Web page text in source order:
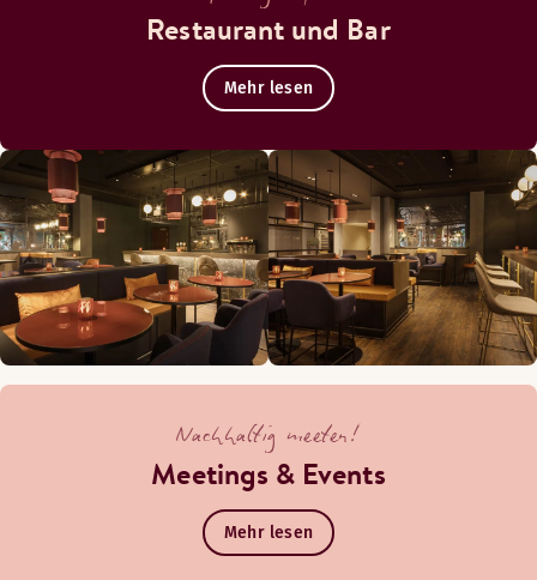
Restaurant und Bar
Mehr lesen
Nachhaltig meeten!
Meetings & Events
Mehr lesen